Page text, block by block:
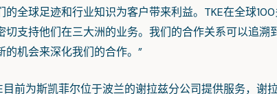
的全球足迹和行业知识为客户带来利益。TKE在全球
切支持他们在三大洲的业务。我们的合作关系可以追溯
的机会来深化我们的合作。”
为斯凯菲尔位于波兰的谢拉兹分公司提供服务，谢